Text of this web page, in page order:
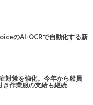
のAI-OCRで自動化する新
対策を強化。今年から船員
き作業服の支給も継続